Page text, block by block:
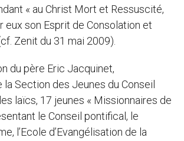
« au Christ Mort et Ressuscité,
eux son Esprit de Consolation et
Zenit du 31 mai 2009).
du père Eric Jacquinet,
Section des Jeunes du Conseil
laïcs, 17 jeunes « Missionnaires de
le Conseil pontifical, le
l’Ecole d’Evangélisation de la